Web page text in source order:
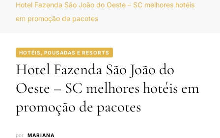
Hotel Fazenda São João do Oeste – SC melhores hotéis
em promoção de pacotes
HOTÉIS, POUSADAS E RESORTS
Hotel Fazenda São João do
Oeste – SC melhores hotéis em
promoção de pacotes
por MARIANA